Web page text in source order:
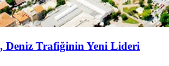
Deniz Trafiğinin Yeni Lideri